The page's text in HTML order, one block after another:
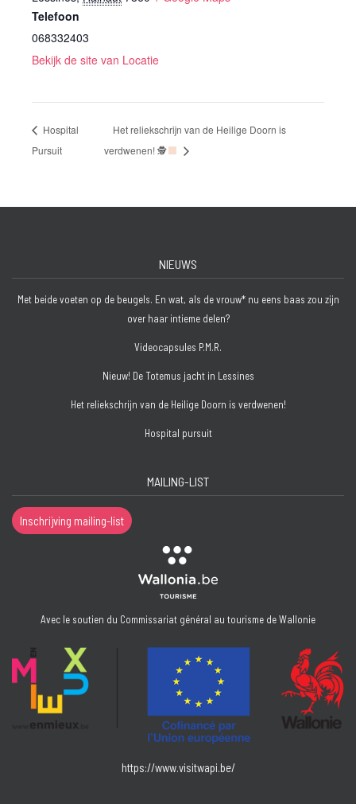
Telefoon
068332403
Bekijk de site van Locatie
Hospital
Pursuit
Het reliekschrijn van de Heilige Doorn is
verdwenen! 🕵
NIEUWS
Met beide voeten op de beugels. En wat, als de vrouw* nu eens baas zou zijn
over haar intieme delen?
Videocapsules P.M.R.
Nieuw! De Totemus jacht in Lessines
Het reliekschrijn van de Heilige Doorn is verdwenen!
Hospital pursuit
MAILING-LIST
Inschrijving mailing-list
Avec le soutien du Commissariat général au tourisme de Wallonie
https://www.visitwapi.be/